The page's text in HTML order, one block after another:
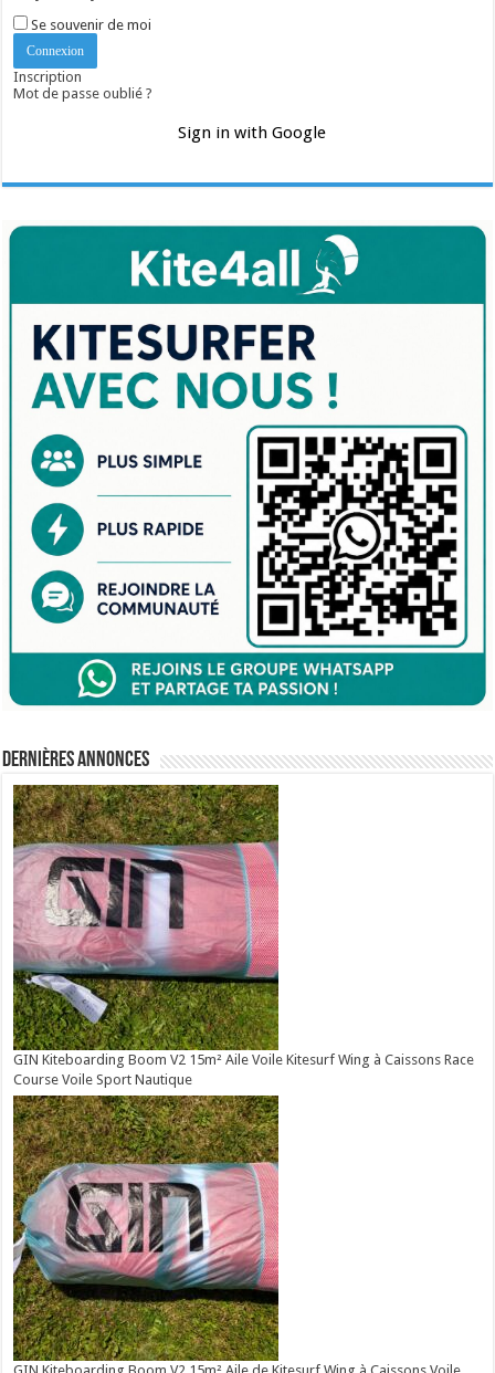
Se souvenir de moi
Inscription
Mot de passe oublié ?
Sign in with Google
Dernières annonces
GIN Kiteboarding Boom V2 15m² Aile Voile Kitesurf Wing à Caissons Race
Course Voile Sport Nautique